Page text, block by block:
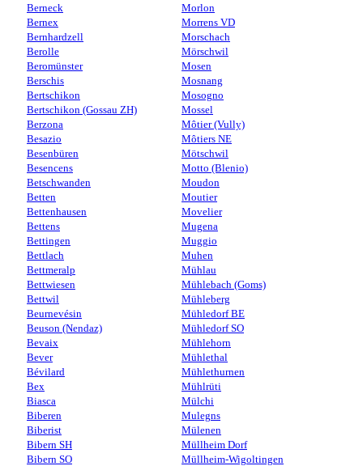
Berneck
Bernex
Bernhardzell
Berolle
Beromünster
Berschis
Bertschikon
Bertschikon (Gossau ZH)
Berzona
Besazio
Besenbüren
Besencens
Betschwanden
Betten
Bettenhausen
Bettens
Bettingen
Bettlach
Bettmeralp
Bettwiesen
Bettwil
Beurnevésin
Beuson (Nendaz)
Bevaix
Bever
Bévilard
Bex
Biasca
Biberen
Biberist
Bibern SH
Bibern SO
Morlon
Morrens VD
Morschach
Mörschwil
Mosen
Mosnang
Mosogno
Mossel
Môtier (Vully)
Môtiers NE
Mötschwil
Motto (Blenio)
Moudon
Moutier
Movelier
Mugena
Muggio
Muhen
Mühlau
Mühlebach (Goms)
Mühleberg
Mühledorf BE
Mühledorf SO
Mühlehorn
Mühlethal
Mühlethurnen
Mühlrüti
Mülchi
Mulegns
Mülenen
Müllheim Dorf
Müllheim-Wigoltingen